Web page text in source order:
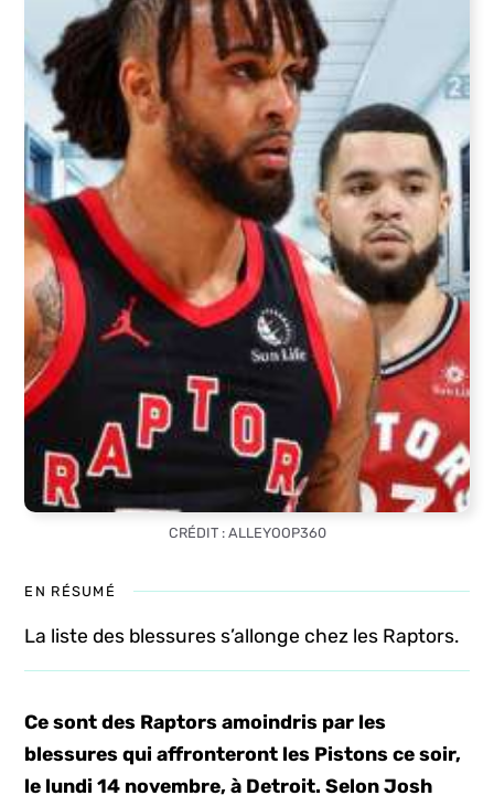
CRÉDIT : ALLEYOOP360
EN RÉSUMÉ
La liste des blessures s’allonge chez les Raptors.
Ce sont des Raptors amoindris par les
blessures qui affronteront les Pistons ce soir,
le lundi 14 novembre, à Detroit. Selon Josh